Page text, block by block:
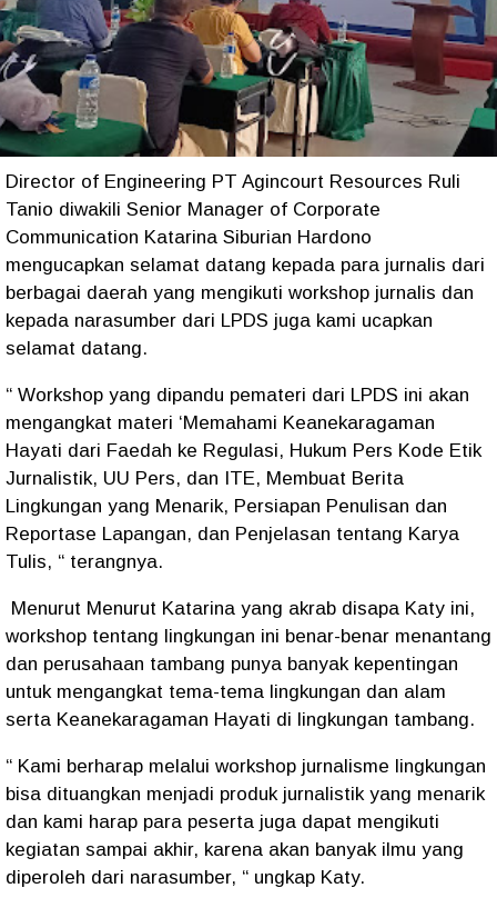
Director of Engineering PT Agincourt Resources Ruli
Tanio diwakili Senior Manager of Corporate
Communication Katarina Siburian Hardono
mengucapkan selamat datang kepada para jurnalis dari
berbagai daerah yang mengikuti workshop jurnalis dan
kepada narasumber dari LPDS juga kami ucapkan
selamat datang.
“ Workshop yang dipandu pemateri dari LPDS ini akan
mengangkat materi ‘Memahami Keanekaragaman
Hayati dari Faedah ke Regulasi, Hukum Pers Kode Etik
Jurnalistik, UU Pers, dan ITE, Membuat Berita
Lingkungan yang Menarik, Persiapan Penulisan dan
Reportase Lapangan, dan Penjelasan tentang Karya
Tulis, “ terangnya.
Menurut Menurut Katarina yang akrab disapa Katy ini,
workshop tentang lingkungan ini benar-benar menantang
dan perusahaan tambang punya banyak kepentingan
untuk mengangkat tema-tema lingkungan dan alam
serta Keanekaragaman Hayati di lingkungan tambang.
“ Kami berharap melalui workshop jurnalisme lingkungan
bisa dituangkan menjadi produk jurnalistik yang menarik
dan kami harap para peserta juga dapat mengikuti
kegiatan sampai akhir, karena akan banyak ilmu yang
diperoleh dari narasumber, “ ungkap Katy.